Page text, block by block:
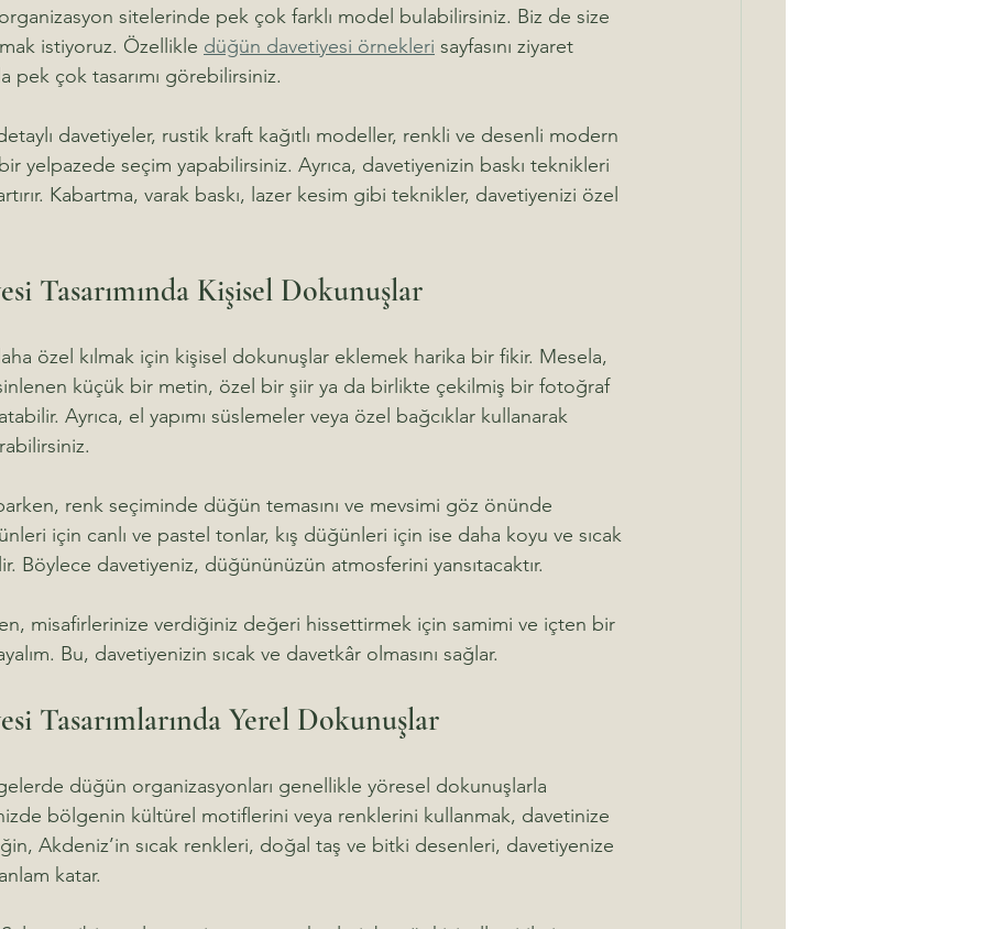
sitelerinde pek çok farklı model bulabilirsiniz. Biz de size
istiyoruz. Özellikle düğün davetiyesi örnekleri sayfasını ziyaret
pek çok tasarımı görebilirsiniz.
davetiyeler, rustik kraft kağıtlı modeller, renkli ve desenli modern
yelpazede seçim yapabilirsiniz. Ayrıca, davetiyenizin baskı teknikleri
Kabartma, varak baskı, lazer kesim gibi teknikler, davetiyenizi özel
Tasarımında Kişisel Dokunuşlar
özel kılmak için kişisel dokunuşlar eklemek harika bir fikir. Mesela,
küçük bir metin, özel bir şiir ya da birlikte çekilmiş bir fotoğraf
Ayrıca, el yapımı süslemeler veya özel bağcıklar kullanarak
renk seçiminde düğün temasını ve mevsimi göz önünde
için canlı ve pastel tonlar, kış düğünleri için ise daha koyu ve sıcak
Böylece davetiyeniz, düğününüzün atmosferini yansıtacaktır.
misafirlerinize verdiğiniz değeri hissettirmek için samimi ve içten bir
Bu, davetiyenizin sıcak ve davetkâr olmasını sağlar.
Tasarımlarında Yerel Dokunuşlar
düğün organizasyonları genellikle yöresel dokunuşlarla
bölgenin kültürel motiflerini veya renklerini kullanmak, davetinize
Akdeniz’in sıcak renkleri, doğal taş ve bitki desenleri, davetiyenize
katar.